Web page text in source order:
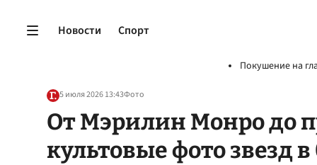
Новости Спорт
Покушение на
5 июля 2026 13:43Фото
От Мэрилин Монро до
культовые фото звезд